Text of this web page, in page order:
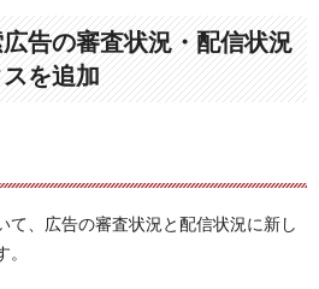
告の審査状況・配信状況
を追加
て、広告の審査状況と配信状況に新し